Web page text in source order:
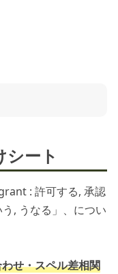
シート
: 許可する, 承認
, うなる」、につい
せ・スペル差相関